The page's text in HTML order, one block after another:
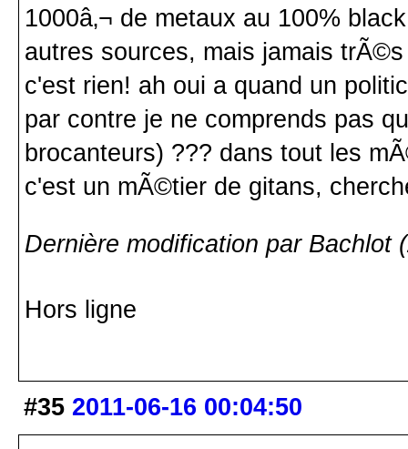
1000â‚¬ de metaux au 100%
autres sources, mais jamais
c'est rien! ah oui a quand un
par contre je ne comprends pas
brocanteurs) ??? dans tout les
c'est un mÃ©tier de gitans,
Dernière modification par Bachlot
Hors ligne
#35 2011-06-16 00:04:50